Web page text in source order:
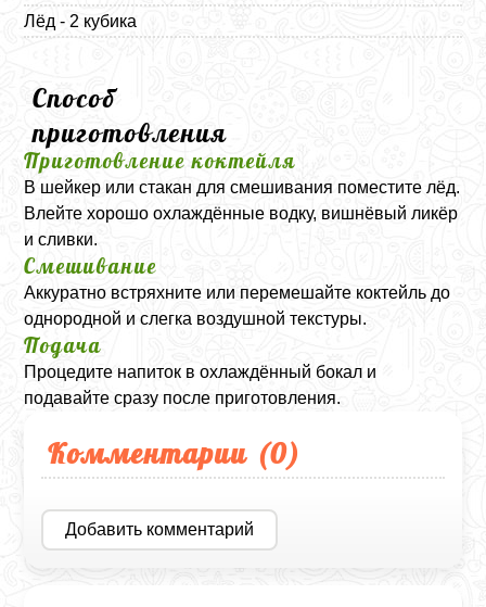
Лёд - 2 кубика
Способ
приготовления
Приготовление коктейля
В шейкер или стакан для смешивания поместите лёд.
Влейте хорошо охлаждённые водку, вишнёвый ликёр
и сливки.
Смешивание
Аккуратно встряхните или перемешайте коктейль до
однородной и слегка воздушной текстуры.
Подача
Процедите напиток в охлаждённый бокал и
подавайте сразу после приготовления.
Комментарии (0)
Добавить комментарий